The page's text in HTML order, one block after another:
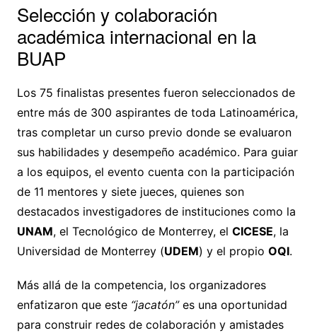
Selección y colaboración
académica internacional en la
BUAP
Los 75 finalistas presentes fueron seleccionados de
entre más de 300 aspirantes de toda Latinoamérica,
tras completar un curso previo donde se evaluaron
sus habilidades y desempeño académico. Para guiar
a los equipos, el evento cuenta con la participación
de 11 mentores y siete jueces, quienes son
destacados investigadores de instituciones como la
UNAM, el Tecnológico de Monterrey, el CICESE, la
Universidad de Monterrey (UDEM) y el propio OQI.
Más allá de la competencia, los organizadores
enfatizaron que este “jacatón”es una oportunidad
para construir redes de colaboración y amistades